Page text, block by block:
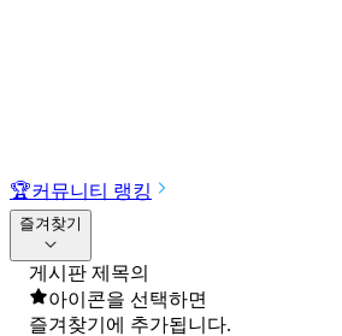
🏆커뮤니티 랭킹
즐겨찾기
게시판 제목의
아이콘을 선택하면
즐겨찾기에 추가됩니다.